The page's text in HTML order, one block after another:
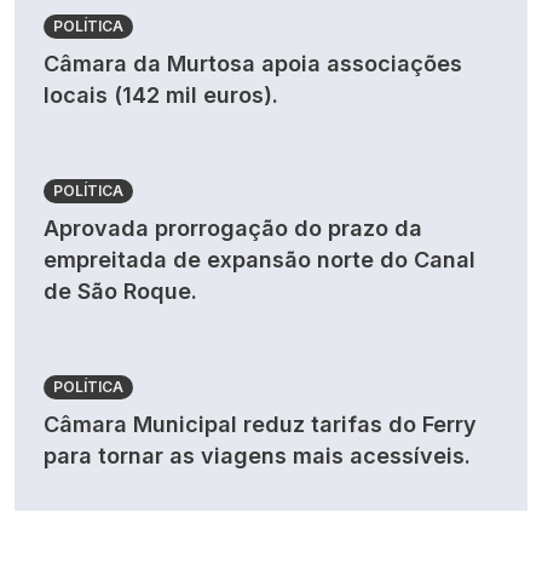
POLÍTICA
Câmara da Murtosa apoia associações
locais (142 mil euros).
POLÍTICA
Aprovada prorrogação do prazo da
empreitada de expansão norte do Canal
de São Roque.
POLÍTICA
Câmara Municipal reduz tarifas do Ferry
para tornar as viagens mais acessíveis.